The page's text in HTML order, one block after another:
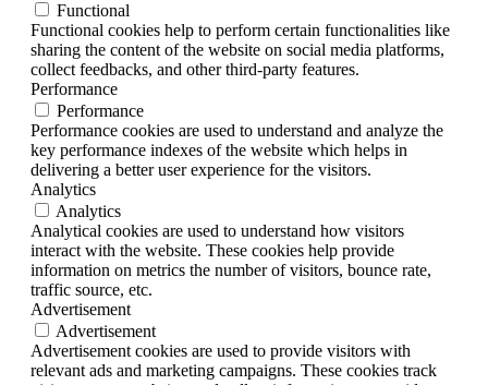
Functional
Functional cookies help to perform certain functionalities like
sharing the content of the website on social media platforms,
collect feedbacks, and other third-party features.
Performance
Performance
Performance cookies are used to understand and analyze the
key performance indexes of the website which helps in
delivering a better user experience for the visitors.
Analytics
Analytics
Analytical cookies are used to understand how visitors
interact with the website. These cookies help provide
information on metrics the number of visitors, bounce rate,
traffic source, etc.
Advertisement
Advertisement
Advertisement cookies are used to provide visitors with
relevant ads and marketing campaigns. These cookies track